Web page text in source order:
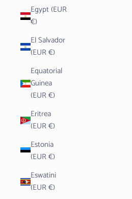
Egypt (EUR
€)
El Salvador
(EUR €)
Equatorial
Guinea
(EUR €)
Eritrea
(EUR €)
Estonia
(EUR €)
Eswatini
(EUR €)